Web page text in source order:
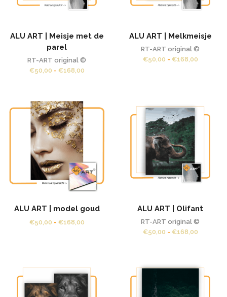
ALU ART | Meisje met de
parel
RT-ART original ©
€50,00 - €168,00Prijsklasse:
ALU ART | Melkmeisje
RT-ART original ©
€50,00 - €168,00
ALU ART | model goud
€50,00 - €168,00Prijsklasse:
ALU ART | Olifant
RT-ART original ©
€50,00 - €168,00